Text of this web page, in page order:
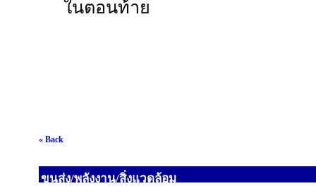
ในตอนท้าย
« Back
ขนส่ง/พลังงาน/สิ่งแวดล้อม